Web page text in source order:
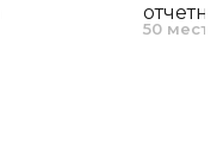
50 мест